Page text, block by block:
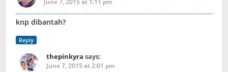
June 7, 2015 at 1:11 pm
knp dibantah?
Reply
thepinkyra says:
June 7, 2015 at 2:01 pm